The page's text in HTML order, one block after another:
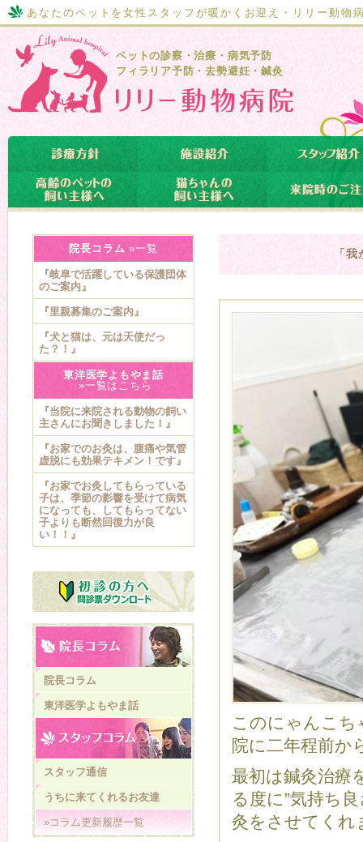
あなたのペットを女性スタッフが暖かくお迎え・リリー動物
ペットの診察・治療・病気予防
フィラリア予防・去勢避妊・鍼灸
「
このにゃんこち
院に二年程前か
最初は鍼灸治療
る度に”気持ち
灸をさせてくれ
院長コラム »一覧
『岐阜で活躍している保護団体
のご案内』
『里親募集のご案内』
『犬と猫は、元は天使だっ
た？！』
東洋医学よもやま話
»一覧はこちら
『当院に来院される動物の飼い
主さんにお聞きしました！』
『お家でのお灸は、腹痛や気管
虚脱にも効果テキメン！です』
『お家でお灸してもらっている
子は、季節の影響を受けて病気
になっても、してもらってない
子よりも断然回復力が良
い！！』
院長コラム
東洋医学よもやま話
スタッフ通信
うちに来てくれるお友達
»コラム更新履歴一覧